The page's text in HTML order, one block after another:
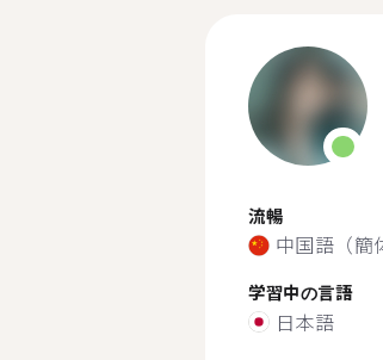
流暢
中国語（簡
学習中の言語
日本語